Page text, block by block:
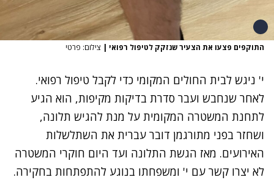
התוקפים פצעו את הצעיר שנזקק לטיפול רפואי | צילום: פרטי
י' ניגש לבית החולים המקומי כדי לקבל טיפול רפואי.
לאחר שנחבש ועבר סדרת בדיקות מקיפות, הוא הגיע
לתחנת המשטרה המקומית על מנת להגיש תלונה,
ושחזר בפני מתורגמן דובר עברית את השתלשלות
האירועים. מאז הגשת התלונה ועד היום חוקרי המשטרה
לא יצרו קשר עם י' ומשפחתו בנוגע להתפתחות בחקירה.